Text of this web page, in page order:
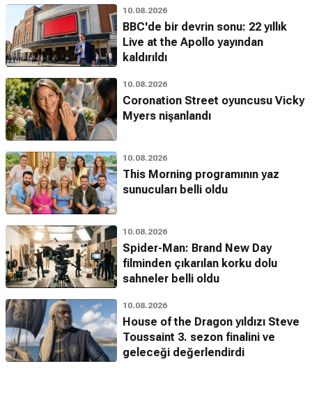
10.08.2026
BBC'de bir devrin sonu: 22 yıllık
Live at the Apollo yayından
kaldırıldı
10.08.2026
Coronation Street oyuncusu Vicky
Myers nişanlandı
10.08.2026
This Morning programının yaz
sunucuları belli oldu
10.08.2026
Spider-Man: Brand New Day
filminden çıkarılan korku dolu
sahneler belli oldu
10.08.2026
House of the Dragon yıldızı Steve
Toussaint 3. sezon finalini ve
geleceği değerlendirdi